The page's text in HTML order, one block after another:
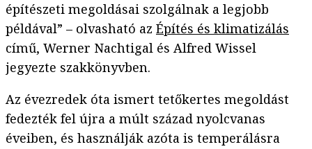
építészeti megoldásai szolgálnak a legjobb
példával” – olvasható az Építés és klimatizálás
című, Werner Nachtigal és Alfred Wissel
jegyezte szakkönyvben.
Az évezredek óta ismert tetőkertes megoldást
fedezték fel újra a múlt század nyolcvanas
éveiben, és használják azóta is temperálásra